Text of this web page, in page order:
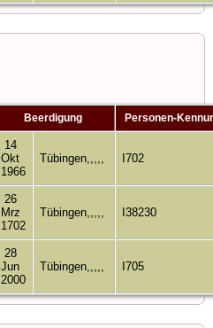
Beerdigung Personen-
14
Okt
1966
Tübingen,,,,, I702
26
Mrz
1702
Tübingen,,,,, I38230
28
Jun
2000
Tübingen,,,,, I705